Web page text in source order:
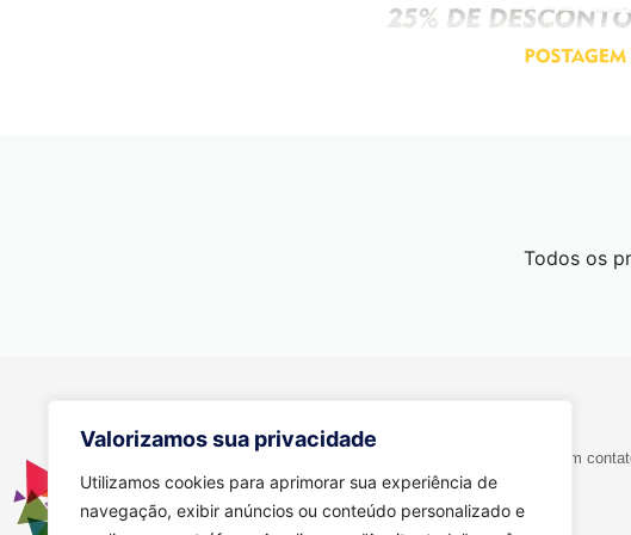
Valorizamos sua privacidade
Utilizamos cookies para aprimorar sua experiência de
navegação, exibir anúncios ou conteúdo personalizado e
Todos os
Contato
Se você tiver alguma dúvida, entre em
através dos meios abaixo:
(11) 94149-6586